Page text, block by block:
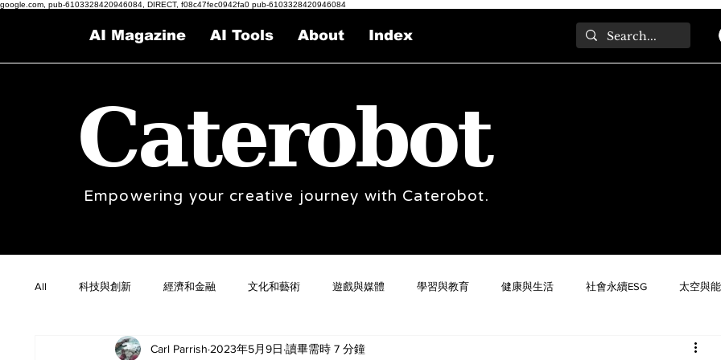
google.com, pub-6103328420946084, DIRECT, f08c47fec0942fa0 pub-6103328420946084
AI Magazine AI Tools About Index
Caterobot
Empowering your creative journey with Caterobot.
All 科技與創新 經濟和金融 文化和藝術 遊戲與媒體 學習與教育 健康與生活 社會永續ESG 太空與
Carl Parrish 2023年5月9日 讀畢需時 7 分鐘